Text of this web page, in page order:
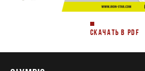
СКАЧАТЬ В PDF